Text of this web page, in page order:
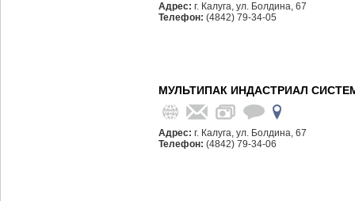
Адрес: г. Калуга, ул. Болдина, 67
Телефон: (4842) 79-34-05
МУЛЬТИПАК ИНДАСТРИАЛ
Адрес: г. Калуга, ул. Болдина, 67
Телефон: (4842) 79-34-06